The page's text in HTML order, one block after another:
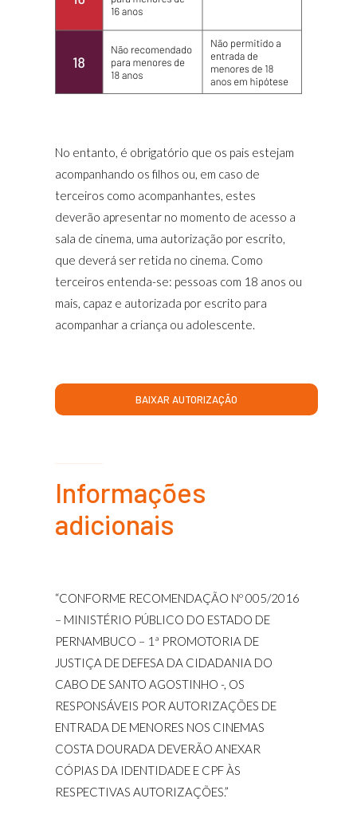
No entanto, é obrigatório que os pais estejam
acompanhando os filhos ou, em caso de
terceiros como acompanhantes, estes
deverão apresentar no momento de acesso a
sala de cinema, uma autorização por escrito,
que deverá ser retida no cinema. Como
terceiros entenda-se: pessoas com 18 anos ou
mais, capaz e autorizada por escrito para
acompanhar a criança ou adolescente.
BAIXAR AUTORIZAÇÃO
Informações
adicionais
“CONFORME RECOMENDAÇÃO Nº 005/2016
– MINISTÉRIO PÚBLICO DO ESTADO DE
PERNAMBUCO – 1ª PROMOTORIA DE
JUSTIÇA DE DEFESA DA CIDADANIA DO
CABO DE SANTO AGOSTINHO -, OS
RESPONSÁVEIS POR AUTORIZAÇÕES DE
ENTRADA DE MENORES NOS CINEMAS
COSTA DOURADA DEVERÃO ANEXAR
CÓPIAS DA IDENTIDADE E CPF ÀS
RESPECTIVAS AUTORIZAÇÕES.”